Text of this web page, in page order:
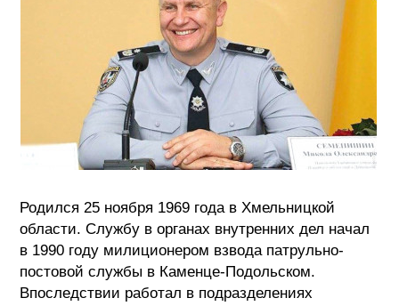
Родился 25 ноября 1969 года в Хмельницкой
области. Службу в органах внутренних дел начал
в 1990 году милиционером взвода патрульно-
постовой службы в Каменце-Подольском.
Впоследствии работал в подразделениях